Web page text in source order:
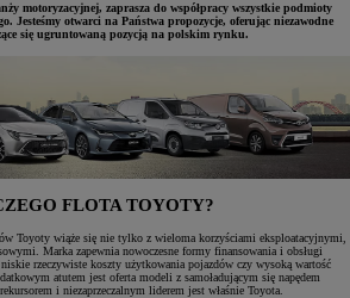
motoryzacyjnej, zaprasza do współpracy wszystkie podmioty
Jesteśmy otwarci na Państwa propozycje, oferując niezawodne
się ugruntowaną pozycją na polskim rynku.
FLOTA TOYOTY?
Toyoty wiąże się nie tylko z wieloma korzyściami eksploatacyjnymi,
Marka zapewnia nowoczesne formy finansowania i obsługi
rzeczywiste koszty użytkowania pojazdów czy wysoką wartość
atutem jest oferta modeli z samoładującym się napędem
i niezaprzeczalnym liderem jest właśnie Toyota.